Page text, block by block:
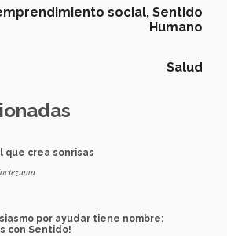
social, Sentido
Humano
Salud
que crea sonrisas
por ayudar tiene nombre:
con Sentido!